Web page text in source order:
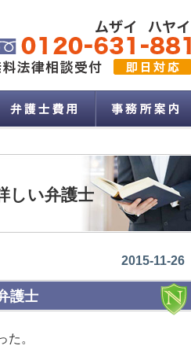
しい弁護士
2015-11-26
護士
た。